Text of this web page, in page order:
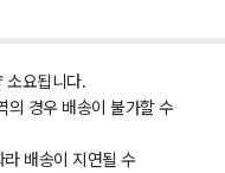
소요됩니다.
의 경우 배송이 불가할 수
배송이 지연될 수